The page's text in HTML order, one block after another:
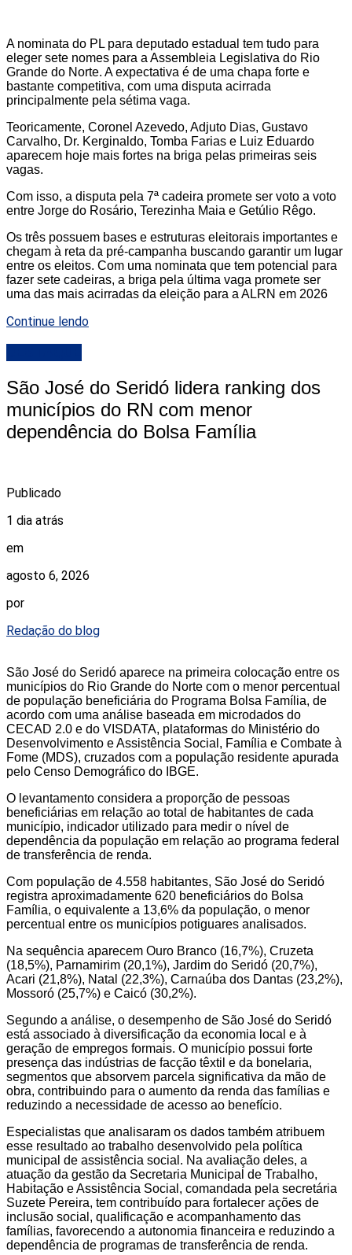
A nominata do PL para deputado estadual tem tudo para
eleger sete nomes para a Assembleia Legislativa do Rio
Grande do Norte. A expectativa é de uma chapa forte e
bastante competitiva, com uma disputa acirrada
principalmente pela sétima vaga.
Teoricamente, Coronel Azevedo, Adjuto Dias, Gustavo
Carvalho, Dr. Kerginaldo, Tomba Farias e Luiz Eduardo
aparecem hoje mais fortes na briga pelas primeiras seis
vagas.
Com isso, a disputa pela 7ª cadeira promete ser voto a voto
entre Jorge do Rosário, Terezinha Maia e Getúlio Rêgo.
Os três possuem bases e estruturas eleitorais importantes e
chegam à reta da pré-campanha buscando garantir um lugar
entre os eleitos. Com uma nominata que tem potencial para
fazer sete cadeiras, a briga pela última vaga promete ser
uma das mais acirradas da eleição para a ALRN em 2026
Continue lendo
São José do Seridó lidera ranking dos
municípios do RN com menor
dependência do Bolsa Família
Publicado
1 dia atrás
em
agosto 6, 2026
por
Redação do blog
São José do Seridó aparece na primeira colocação entre os
municípios do Rio Grande do Norte com o menor percentual
de população beneficiária do Programa Bolsa Família, de
acordo com uma análise baseada em microdados do
CECAD 2.0 e do VISDATA, plataformas do Ministério do
Desenvolvimento e Assistência Social, Família e Combate à
Fome (MDS), cruzados com a população residente apurada
pelo Censo Demográfico do IBGE.
O levantamento considera a proporção de pessoas
beneficiárias em relação ao total de habitantes de cada
município, indicador utilizado para medir o nível de
dependência da população em relação ao programa federal
de transferência de renda.
Com população de 4.558 habitantes, São José do Seridó
registra aproximadamente 620 beneficiários do Bolsa
Família, o equivalente a 13,6% da população, o menor
percentual entre os municípios potiguares analisados.
Na sequência aparecem Ouro Branco (16,7%), Cruzeta
(18,5%), Parnamirim (20,1%), Jardim do Seridó (20,7%),
Acari (21,8%), Natal (22,3%), Carnaúba dos Dantas (23,2%),
Mossoró (25,7%) e Caicó (30,2%).
Segundo a análise, o desempenho de São José do Seridó
está associado à diversificação da economia local e à
geração de empregos formais. O município possui forte
presença das indústrias de facção têxtil e da bonelaria,
segmentos que absorvem parcela significativa da mão de
obra, contribuindo para o aumento da renda das famílias e
reduzindo a necessidade de acesso ao benefício.
Especialistas que analisaram os dados também atribuem
esse resultado ao trabalho desenvolvido pela política
municipal de assistência social. Na avaliação deles, a
atuação da gestão da Secretaria Municipal de Trabalho,
Habitação e Assistência Social, comandada pela secretária
Suzete Pereira, tem contribuído para fortalecer ações de
inclusão social, qualificação e acompanhamento das
famílias, favorecendo a autonomia financeira e reduzindo a
dependência de programas de transferência de renda.